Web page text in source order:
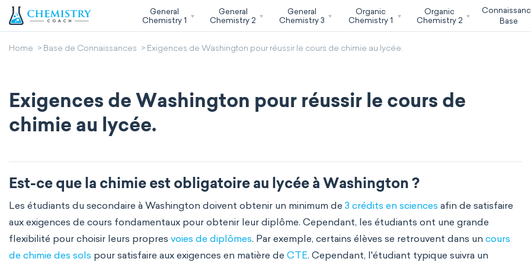
General
Chemistry 1
General
Chemistry 2
General
Chemistry 3
Organic
Chemistry 1
Organic
Chemistry 2
Base
Home Base de Connaissances Exigences de Washington pour réussir le cours de chimie au lycée.
Exigences de Washington pour réussir le cours de
chimie au lycée.
Est-ce que la chimie est obligatoire au lycée à Washington ?
Les étudiants du secondaire à Washington doivent obtenir un minimum de 3 crédits en sciences afin de satisfaire
aux exigences de cours fondamentaux pour obtenir leur diplôme. Cependant, les étudiants ont une grande
flexibilité pour choisir leurs propres voies de diplômes. Par exemple, certains élèves se retrouvent dans un cours
de chimie des sols pour satisfaire aux exigences en matière de CTE. Cependant, l'étudiant typique suivra un